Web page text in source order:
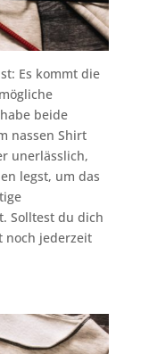
Es kommt die
beide
nassen Shirt
unerlässlich,
legst, um das
Solltest du dich
noch jederzeit